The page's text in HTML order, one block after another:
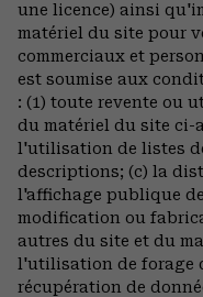
une licence) ainsi
matériel du site pour
commerciaux et
est soumise aux
: (1) toute revente ou
du matériel du site ci-
l'utilisation de listes
descriptions; (c) la
l'affichage publique
modification ou
autres du site et du
l'utilisation de forage
récupération de